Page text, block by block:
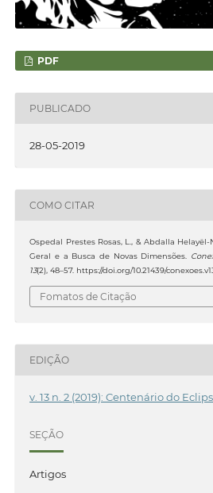
PDF
PUBLICADO
28-05-2019
COMO CITAR
Ospedal Prestes Rosas, L., & Abdalla Helayël-
Geral e a Busca de Novas Dimensões.
13(2), 48–57. https://doi.org/10.21439/
Fomatos de Citação
EDIÇÃO
v. 13 n. 2 (2019): Centenário do
SEÇÃO
Artigos